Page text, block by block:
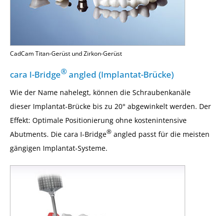
CadCam Titan-Gerüst und Zirkon-Gerüst
cara I-Bridge® angled (Implantat-Brücke)
Wie der Name nahelegt, können die Schraubenkanäle
dieser Implantat-Brücke bis zu 20° abgewinkelt werden. Der
Effekt: Optimale Positionierung ohne kostenintensive
Abutments. Die cara I-Bridge® angled passt für die meisten
gängigen Implantat-Systeme.